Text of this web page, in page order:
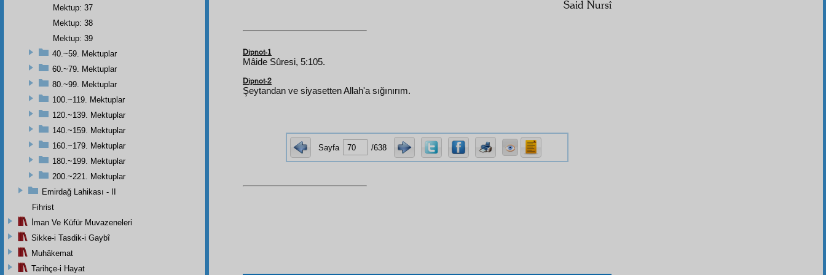
Said Nursî
Dipnot-1
Mâide Sûresi, 5:105.
Dipnot-2
Şeytandan ve siyasetten Allah'a sığınırım.
Sayfa /638
Mektup: 37
Mektup: 38
Mektup: 39
40.~59. Mektuplar
60.~79. Mektuplar
80.~99. Mektuplar
100.~119. Mektuplar
120.~139. Mektuplar
140.~159. Mektuplar
160.~179. Mektuplar
180.~199. Mektuplar
200.~221. Mektuplar
Emirdağ Lahikası - II
Fihrist
İman Ve Küfür Muvazeneleri
Sikke-i Tasdik-i Gaybî
Muhâkemat
Tarihçe-i Hayat